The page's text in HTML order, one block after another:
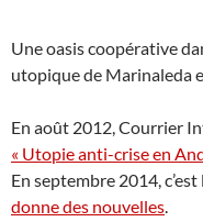
Une oasis coopérative
utopique de Marinaleda
En août 2012, Courrier
« Utopie anti-crise en
En septembre 2014,
donne des nouvelles